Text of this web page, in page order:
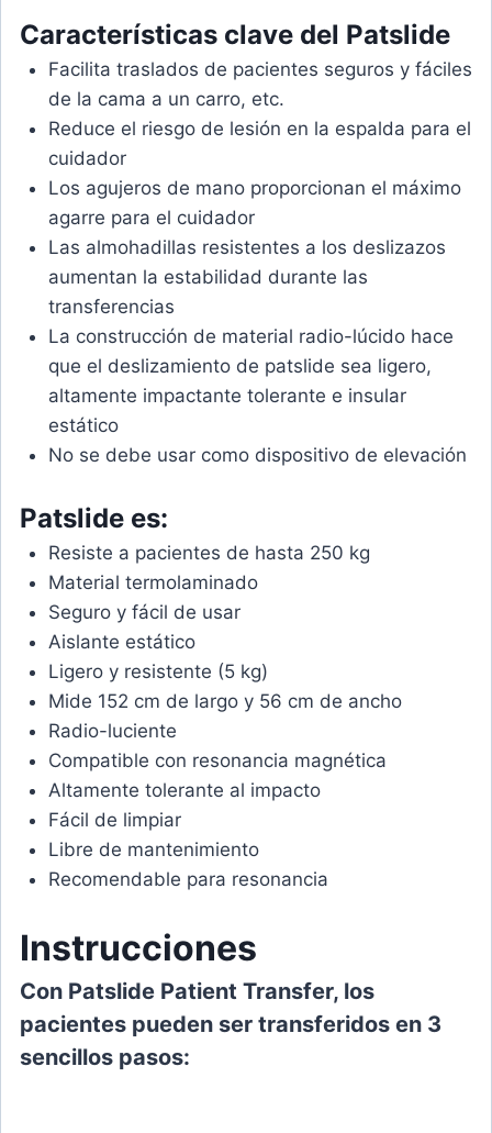
Características clave del Patslide
Facilita traslados de pacientes seguros y fáciles
de la cama a un carro, etc.
Reduce el riesgo de lesión en la espalda para el
cuidador
Los agujeros de mano proporcionan el máximo
agarre para el cuidador
Las almohadillas resistentes a los deslizazos
aumentan la estabilidad durante las
transferencias
La construcción de material radio-lúcido hace
que el deslizamiento de patslide sea ligero,
altamente impactante tolerante e insular
estático
No se debe usar como dispositivo de elevación
Patslide es:
Resiste a pacientes de hasta 250 kg
Material termolaminado
Seguro y fácil de usar
Aislante estático
Ligero y resistente (5 kg)
Mide 152 cm de largo y 56 cm de ancho
Radio-luciente
Compatible con resonancia magnética
Altamente tolerante al impacto
Fácil de limpiar
Libre de mantenimiento
Recomendable para resonancia
Instrucciones
Con Patslide Patient Transfer, los
pacientes pueden ser transferidos en 3
sencillos pasos: